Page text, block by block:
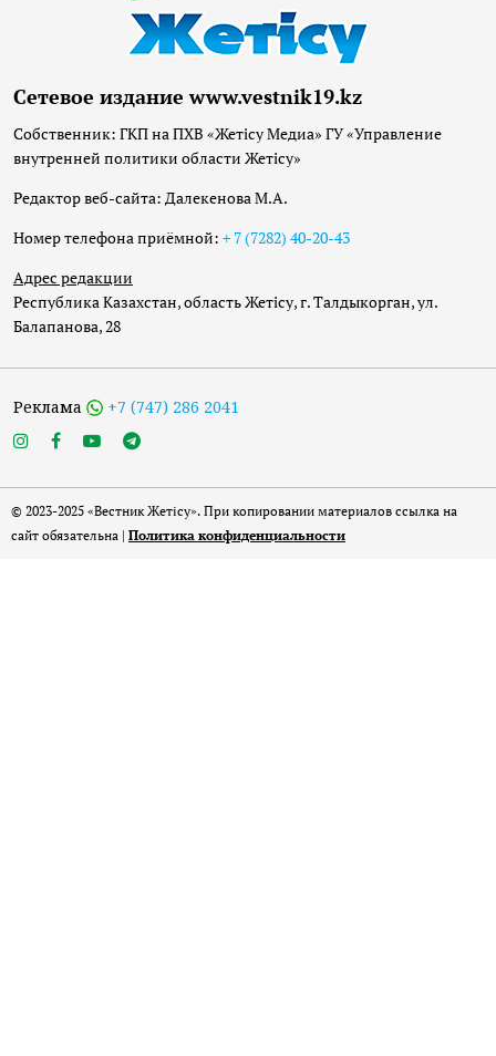
Сетевое издание www.vestnik19.kz
Собственник: ГКП на ПХВ «Жетісу Медиа» ГУ «Управление
внутренней политики области Жетісу»
Редактор веб-сайта: Далекенова М.А.
Номер телефона приёмной: + 7 (7282) 40-20-43
Адрес редакции
Республика Казахстан, область Жетісу, г. Талдыкорган, ул.
Балапанова, 28
Реклама +7 (747) 286 2041
© 2023-2025 «Вестник Жетісу». При копировании материалов ссылка на
сайт обязательна | Политика конфиденциальности